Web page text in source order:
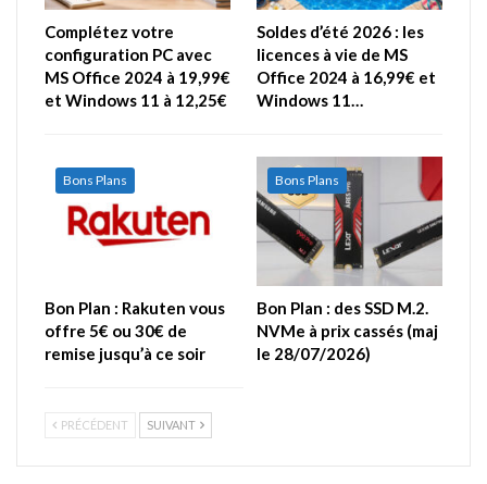
Complétez votre
configuration PC avec
MS Office 2024 à 19,99€
et Windows 11 à 12,25€
Soldes d’été 2026 : les
licences à vie de MS
Office 2024 à 16,99€ et
Windows 11…
Bons Plans
Bon Plan : Rakuten vous
offre 5€ ou 30€ de
remise jusqu’à ce soir
Bons Plans
Bon Plan : des SSD M.2.
NVMe à prix cassés (maj
le 28/07/2026)
PRÉCÉDENT SUIVANT